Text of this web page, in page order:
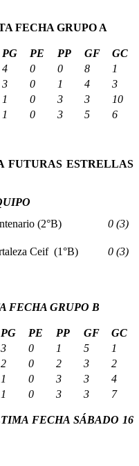
FECHA GRUPO A
PG PE PP GF
GC
4 0 0 8
1
3 0 1 4
3
1 0 3 3
10
1 0 3 5 6
FUTURAS ESTRELLAS
(2°B) 0 (3)
Ceif (1°B) 0 (3)
FECHA GRUPO B
PG PE PP GF
GC
3 0 1 5
1
2 0 2 3
2
1 0 3 3
4
1 0 3 3 7
FECHA SÁBADO 16